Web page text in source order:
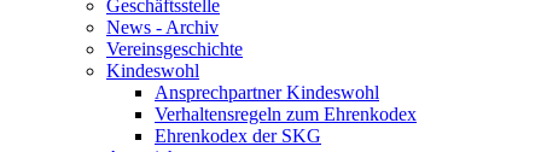
Geschäftsstelle
News - Archiv
Vereinsgeschichte
Kindeswohl
Ansprechpartner Kindeswohl
Verhaltensregeln zum Ehrenkodex
Ehrenkodex der SKG